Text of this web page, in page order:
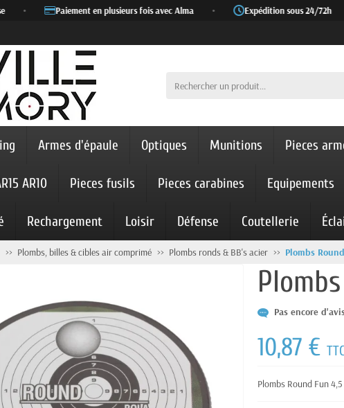
Paiement en plusieurs fois avec Alma Expédition sous 24/72h
Armes d'épaule Optiques Munitions Pieces
AR10 Pieces fusils Pieces carabines Equipements
Rechargement Loisir Défense Coutellerie
Plombs, billes & cibles air comprimé Plombs ronds & BB's acier Plombs
Pas encore
10,87 €
Plombs Round Fun